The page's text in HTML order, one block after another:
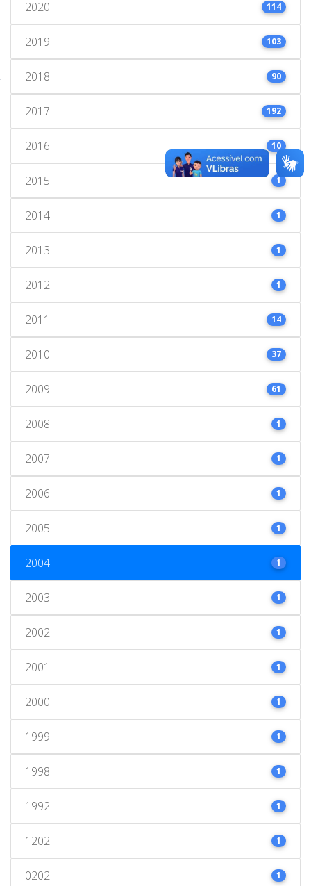
2020 114
2019 103
2018 90
2017 192
2016 10
2015 1
2014 1
2013 1
2012 1
2011 14
2010 37
2009 61
2008 1
2007 1
2006 1
2005 1
2004 1
2003 1
2002 1
2001 1
2000 1
1999 1
1998 1
1992 1
1202 1
0202 1